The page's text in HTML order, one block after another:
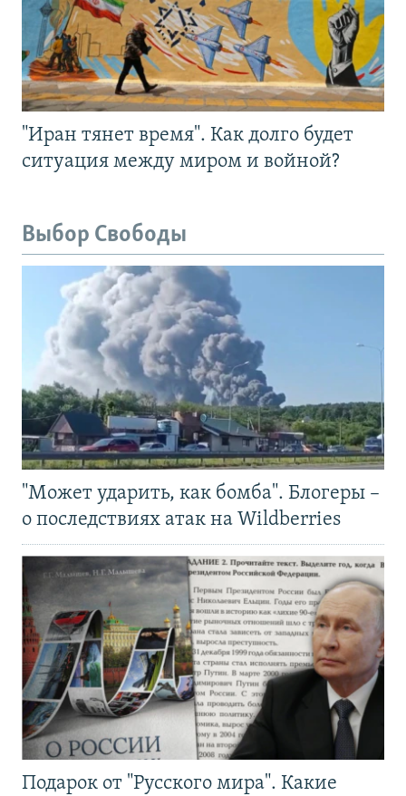
"Иран тянет время". Как долго будет
ситуация между миром и войной?
Выбор Свободы
"Может ударить, как бомба". Блогеры –
о последствиях атак на Wildberries
Подарок от "Русского мира". Какие